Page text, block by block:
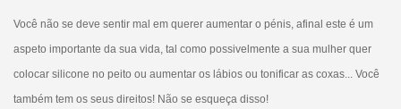
Você não se deve sentir mal em querer aumentar o pénis, afinal este é um
aspeto importante da sua vida, tal como possivelmente a sua mulher quer
colocar silicone no peito ou aumentar os lábios ou tonificar as coxas... Você
também tem os seus direitos! Não se esqueça disso!